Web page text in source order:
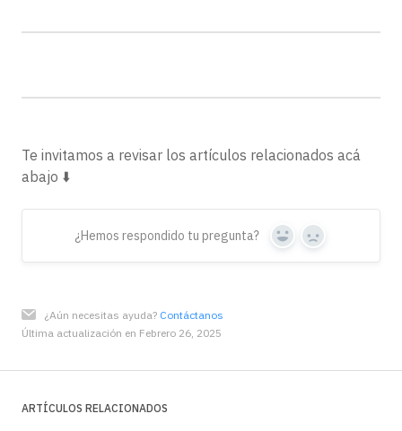
Te invitamos a revisar los artículos relacionados acá
abajo ⬇️
¿Hemos respondido tu pregunta?
Yes No
¿Aún necesitas ayuda? Contáctanos
Última actualización en Febrero 26, 2025
ARTÍCULOS RELACIONADOS